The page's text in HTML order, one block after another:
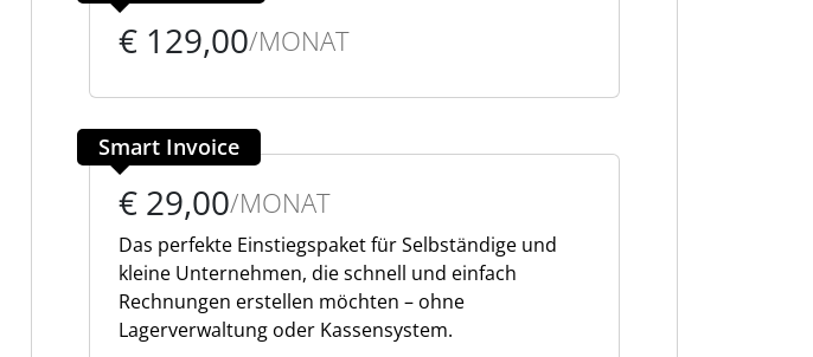
€ 129,00/MONAT
Smart Invoice
€ 29,00/MONAT
Das perfekte Einstiegspaket für Selbständige und
kleine Unternehmen, die schnell und einfach
Rechnungen erstellen möchten – ohne
Lagerverwaltung oder Kassensystem.